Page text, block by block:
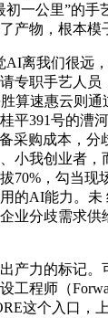
初一公里”的手
产物，根本模
离我们很远，
专职手艺人员
算速惠云则通
平391号的漕
采购成本，分
小我创业者，
70%，勾当现
的AI能力。未
业分歧需求
力的标记。
工程师（
这个入口，